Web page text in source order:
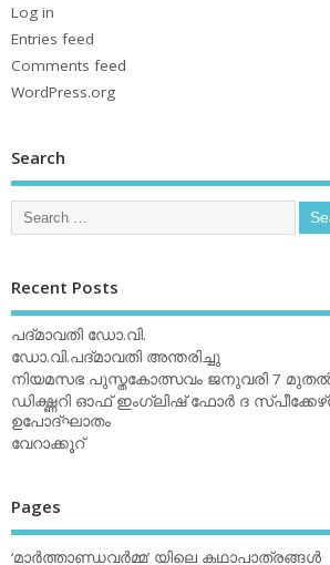
Log in
Entries feed
Comments feed
WordPress.org
Search
Recent Posts
പദ്മാവതി ഡോ.വി.
ഡോ.വി.പദ്മാവതി അന്തരിച്ചു
നിയമസഭ പുസ്തകോത്സവം ജനുവരി 7 മുതല്‍
ഡിക്ഷ്ണറി ഓഫ് ഇംഗ്ലിഷ് ഫോര്‍ ദ
ഉപോദ്ഘാതം
വേറാക്കൂറ്
Pages
‘മാര്‍ത്താണ്ഡവര്‍മ്മ’ യിലെ കഥാപാത്രങ്ങള്‍